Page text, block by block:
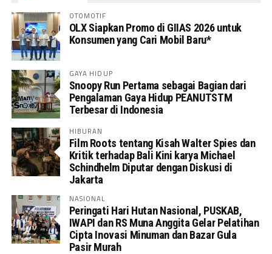
OTOMOTIF
OLX Siapkan Promo di GIIAS 2026 untuk
Konsumen yang Cari Mobil Baru*
GAYA HIDUP
Snoopy Run Pertama sebagai Bagian dari
Pengalaman Gaya Hidup PEANUTSTM
Terbesar di Indonesia
HIBURAN
Film Roots tentang Kisah Walter Spies dan
Kritik terhadap Bali Kini karya Michael
Schindhelm Diputar dengan Diskusi di
Jakarta
NASIONAL
Peringati Hari Hutan Nasional, PUSKAB,
IWAPI dan RS Muna Anggita Gelar Pelatihan
Cipta Inovasi Minuman dan Bazar Gula
Pasir Murah